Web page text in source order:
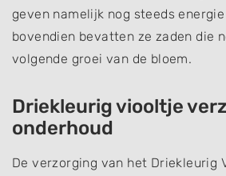
geven namelijk nog steeds
bovendien bevatten ze zaden die
volgende groei van de bloem.
Driekleurig viooltje
onderhoud
De verzorging van het Driekleurig